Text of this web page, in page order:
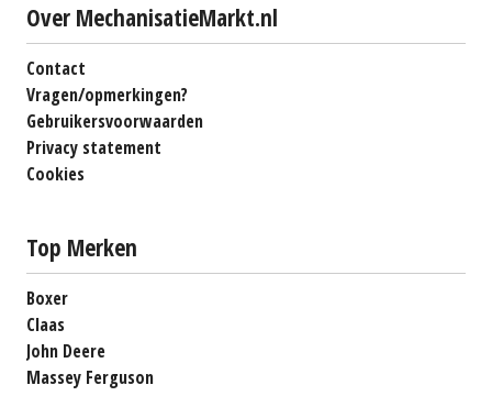
Over MechanisatieMarkt.nl
Contact
Vragen/opmerkingen?
Gebruikersvoorwaarden
Privacy statement
Cookies
Top Merken
Boxer
Claas
John Deere
Massey Ferguson